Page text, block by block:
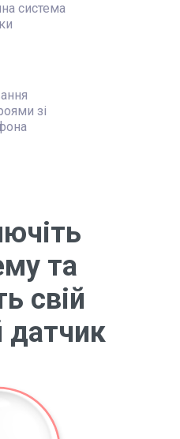
система
зі
та
свій
датчик